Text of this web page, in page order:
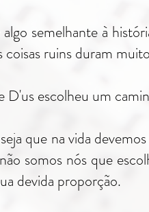
semelhante à
ruins duram
D'us escolheu um
que na vida
somos nós que
devida proporção.